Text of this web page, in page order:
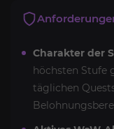
Charakter der
höchsten Stufe
täglichen